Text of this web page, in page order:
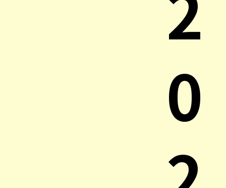
0